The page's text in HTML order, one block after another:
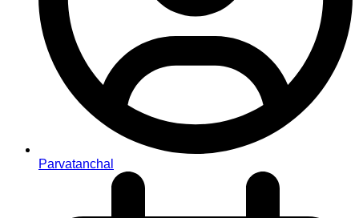
Parvatanchal